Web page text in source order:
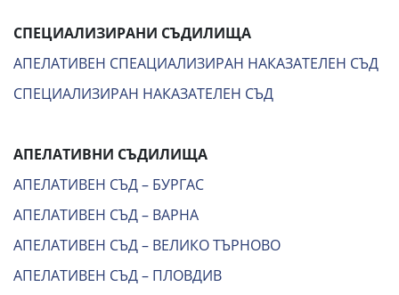
СПЕЦИАЛИЗИРАНИ СЪДИЛИЩА
АПЕЛАТИВЕН СПЕАЦИАЛИЗИРАН НАКАЗАТЕЛЕН СЪД
СПЕЦИАЛИЗИРАН НАКАЗАТЕЛЕН СЪД
АПЕЛАТИВНИ СЪДИЛИЩА
АПЕЛАТИВЕН СЪД – БУРГАС
АПЕЛАТИВЕН СЪД – ВАРНА
АПЕЛАТИВЕН СЪД – ВЕЛИКО ТЪРНОВО
АПЕЛАТИВЕН СЪД – ПЛОВДИВ